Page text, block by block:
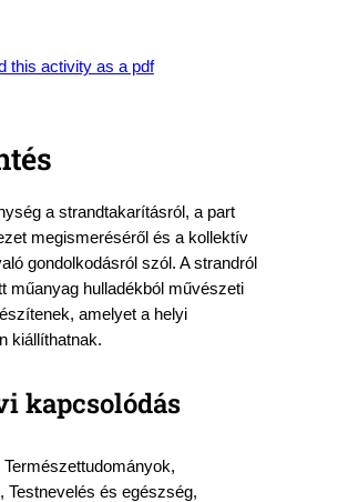
this activity as a pdf
a strandtakarításról, a part
megismeréséről és a kollektív
gondolkodásról szól. A strandról
műanyag hulladékból művészeti
amelyet a helyi
kiállíthatnak.
kapcsolódás
Természettudományok,
Testnevelés és egészség,